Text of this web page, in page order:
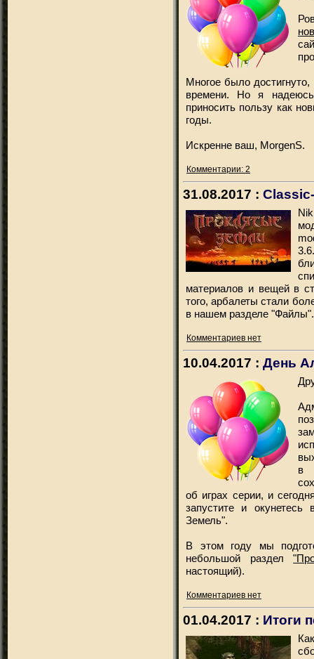
Многое было
времени. Но я
приносить пользу как
годы.
Искренне ваш, MorgenS.
Комментарии: 2
31.08.2017 :
материалов и вещей в
того, арбалеты стали
в нашем разделе "Файлы".
Комментариев нет
10.04.2017 : День
в
об играх серии, и
запустите и
Земель".
В этом году мы
небольшой раздел
настоящий).
Комментариев нет
01.04.2017 : Итоги